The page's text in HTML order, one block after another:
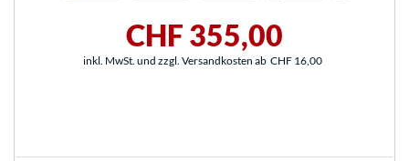
CHF 355,00
inkl. MwSt. und zzgl. Versandkosten ab CHF 16,00